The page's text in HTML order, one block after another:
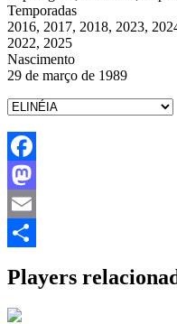
Temporadas
2016, 2017, 2018, 2023,
2022, 2025
Nascimento
29 de março de 1989
Facebook
Mastodon
Email
Players